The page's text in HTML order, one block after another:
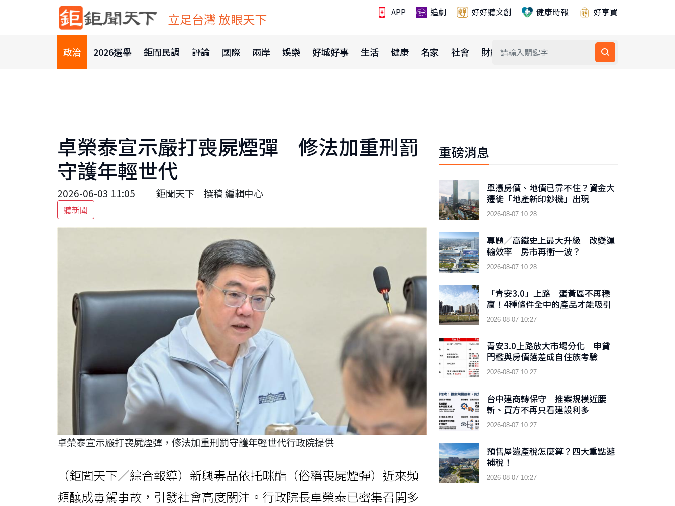
立足台灣 放眼天下 APP 追劇 好好聽文創 健康時報 好享買
政治 2026選舉 鉅聞民調 評論 國際 兩岸 娛樂 好城好事 生活 健康 名家 社會 財經 公益
卓榮泰宣示嚴打喪屍煙彈 修法加重刑罰
守護年輕世代
2026-06-03 11:05 鉅聞天下｜撰稿 編輯中心
聽新聞
卓榮泰宣示嚴打喪屍煙彈，修法加重刑罰守護年輕世代行政院提供
（鉅聞天下／綜合報導）新興毒品依托咪酯（俗稱喪屍煙彈）近來頻
頻釀成毒駕事故，引發社會高度關注。行政院長卓榮泰已密集召開多
重磅消息
單憑房價、地價已靠不住？資金大
遷徙「地產新印鈔機」出現
2026-08-07 10:28
專題／高鐵史上最大升級 改變運
輸效率 房市再衝一波？
2026-08-07 10:28
「青安3.0」上路 蛋黃區不再穩
贏！4種條件全中的產品才能吸引
買方
2026-08-07 10:27
青安3.0上路放大市場分化 申貸
門檻與房價落差成自住族考驗
2026-08-07 10:27
台中建商轉保守 推案規模近腰
斬、買方不再只看建設利多
2026-08-07 10:27
預售屋遺產稅怎麼算？四大重點避
補稅！
2026-08-07 10:27